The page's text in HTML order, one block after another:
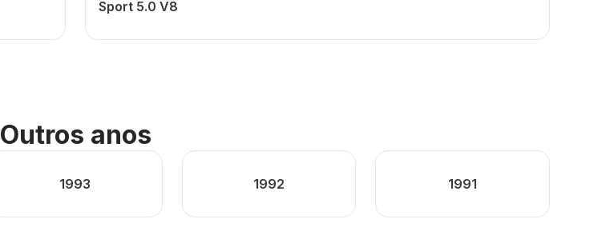
Sport 5.0 V8
Outros anos
1993 1992 1991